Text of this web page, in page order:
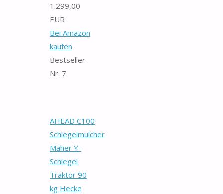
1.299,00
EUR
Bei Amazon
kaufen
Bestseller
Nr. 7
AHEAD C100
Schlegelmulcher
Mäher Y-
Schlegel
Traktor 90
kg Hecke